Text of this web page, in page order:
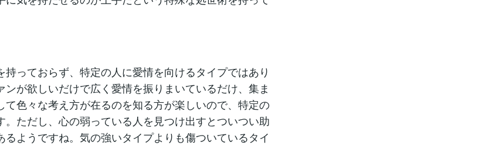
持っておらず、特定の人に愛情を向けるタイプではあり
ンが欲しいだけで広く愛情を振りまいているだけ、集ま
て色々な考え方が在るのを知る方が楽しいので、特定の
。ただし、心の弱っている人を見つけ出すとついつい助
るようですね。気の強いタイプよりも傷ついているタイ